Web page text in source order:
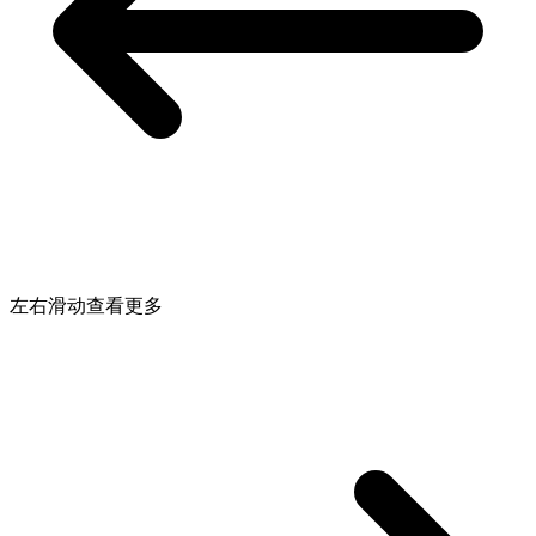
左右滑动查看更多